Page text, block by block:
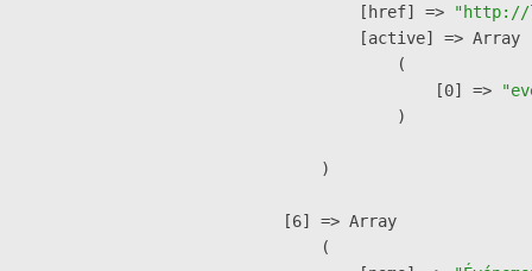
            [href] =>
"http://
            [active] => Array
                (
                    [0] =>
                )
        )
    [6] => Array
        (